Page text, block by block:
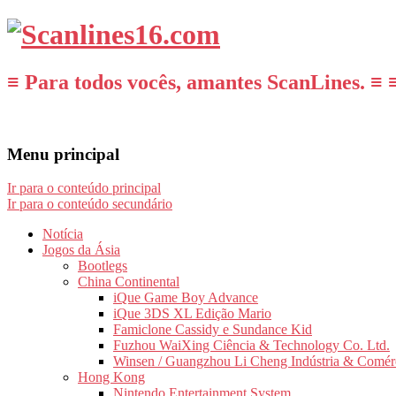
≡ Para todos vocês, amantes ScanLines. ≡
Menu principal
Ir para o conteúdo principal
Ir para o conteúdo secundário
Notícia
Jogos da Ásia
Bootlegs
China Continental
iQue Game Boy Advance
iQue 3DS XL Edição Mario
Famiclone Cassidy e Sundance Kid
Fuzhou WaiXing Ciência & Technology Co. Ltd.
Winsen / Guangzhou Li Cheng Indústria &
Hong Kong